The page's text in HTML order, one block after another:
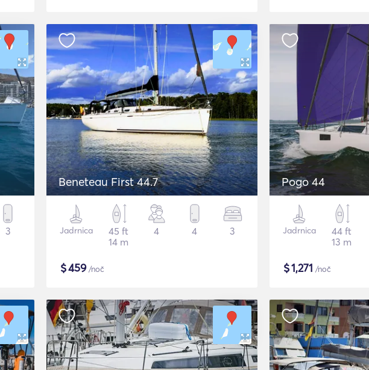
3
Beneteau First 44.7
Jadrnica
45 ft
14 m
4 4 3
$459/noč
Pogo 44
Jadrnica
44 ft
13 m
$1,271 /noč